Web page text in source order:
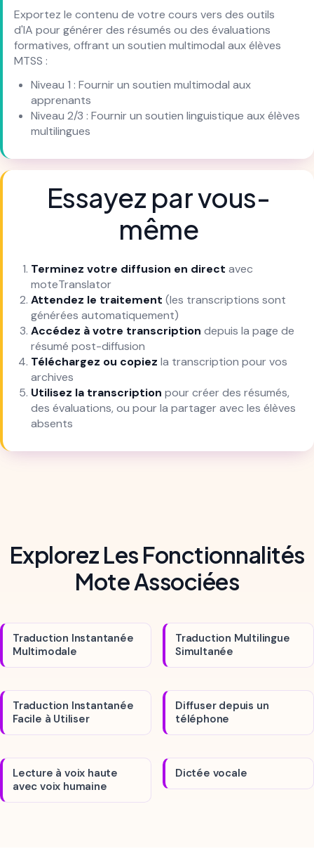
Exportez le contenu de votre cours vers des outils
d'IA pour générer des résumés ou des évaluations
formatives, offrant un soutien multimodal aux élèves
MTSS :
Niveau 1 : Fournir un soutien multimodal aux
apprenants
Niveau 2/3 : Fournir un soutien linguistique aux élèves
multilingues
Essayez par vous-
même
Terminez votre diffusion en direct avec
moteTranslator
Attendez le traitement (les transcriptions sont
générées automatiquement)
Accédez à votre transcription depuis la page de
résumé post-diffusion
Téléchargez ou copiez la transcription pour vos
archives
Utilisez la transcription pour créer des résumés,
des évaluations, ou pour la partager avec les élèves
absents
Explorez Les Fonctionnalités
Mote Associées
Traduction Instantanée
Multimodale
Traduction Multilingue
Simultanée
Traduction Instantanée
Facile à Utiliser
Diffuser depuis un
téléphone
Lecture à voix haute
avec voix humaine
Dictée vocale